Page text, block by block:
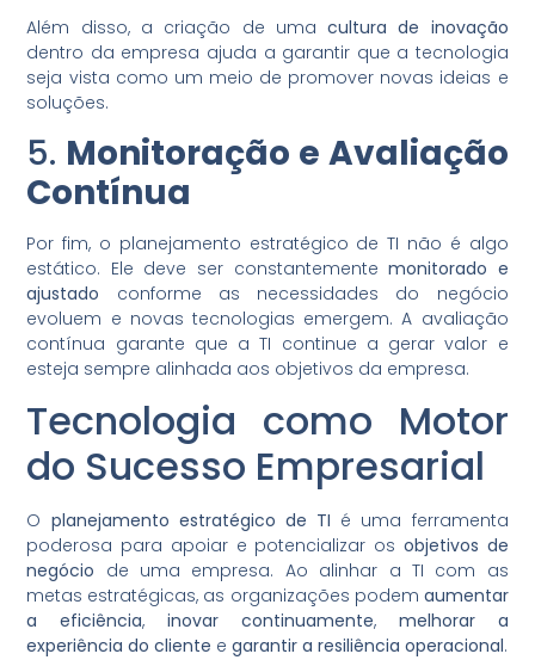
Além disso, a criação de umacultura de inovação
dentro da empresa ajuda a garantir que a tecnologia
seja vista como um meio de promover novas ideias e
soluções.
5. Monitoração e Avaliação
Contínua
Por fim, o planejamento estratégico de TI não é algo
estático. Ele deve ser constantementemonitorado e
ajustado conforme as necessidades do negócio
evoluem e novas tecnologias emergem. A avaliação
contínua garante que a TI continue a gerar valor e
esteja sempre alinhada aos objetivos da empresa.
Tecnologia como Motor
do Sucesso Empresarial
O planejamento estratégico de TI é uma ferramenta
poderosa para apoiar e potencializar os objetivos de
negócio de uma empresa. Ao alinhar a TI com as
metas estratégicas, as organizações podem aumentar
a eficiência,inovar continuamente, melhorar a
experiência do cliente egarantir a resiliência operacional.